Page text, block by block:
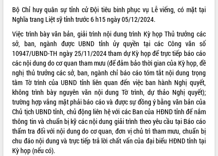
Lễ truy tặng danh hiệu “Bà Mẹ Việt
Nam Anh hùng” và trao Huân chương
Lao động
UBND tỉnh Đắk Lắk triển khai nhiệm
vụ 6 tháng cuối năm 2026
Kỳ họp thứ Hai, Hội đồng nhân dân
tỉnh khóa XI quyết nghị nhiều nội dung
quan trọng
Bí thư Tỉnh ủy Lương Nguyễn Minh
Triết thăm, tặng quà người có công với
cách mạng
Rà soát, hoàn thiện hệ thống thiết chế
văn hóa, thể thao đáp ứng yêu cầu
phát triển mới
ALBUM ẢNH
LIÊN KẾT WEB
Bộ Chỉ huy quân sự tỉnh cử Đội tiêu binh phục vụ Lễ viếng, có mặt tại
Nghĩa trang Liệt sỹ tỉnh trước 6 h15 ngày 05/12/2024.
Việc trình bày văn bản, giải trình nội dung trình Kỳ họp Thủ trưởng các
sở, ban, ngành được UBND tỉnh ủy quyền tại các Công văn số
10947/UBND-TH ngày 25/11/2024 tham dự Kỳ họp để trực tiếp báo cáo
các nội dung do cơ quan tham mưu (để đảm bảo thời gian của Kỳ họp, đề
nghị thủ trưởng các sở, ban, ngành chỉ báo cáo tóm tắt nội dung trọng
tâm Tờ trình của UBND tỉnh liên quan đến việc ban hành Nghị quyết,
không trình bày nguyên văn nội dung Tờ trình, dự thảo Nghị quyết);
trường hợp vắng mặt phải báo cáo và được sự đồng ý bằng văn bản của
Chủ tịch UBND tỉnh, chủ động liên hệ với các Ban của HĐND tỉnh để nắm
thông tin và chuẩn bị kỹ các nội dung giải trình theo yêu cầu tại Báo cáo
thẩm tra đối với nội dung do cơ quan, đơn vị chủ trì tham mưu, chuẩn bị
chu đáo nội dung và trực tiếp trả lời chất vấn của đại biểu HĐND tỉnh tại
Kỳ họp (nếu có).